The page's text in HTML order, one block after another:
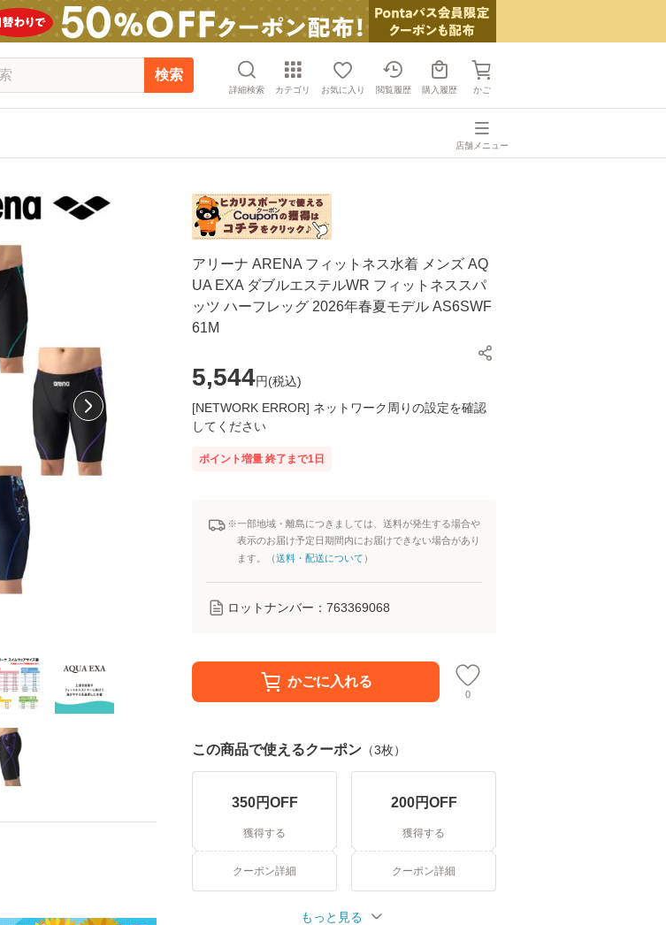
検索
詳細検索 カテゴリ お気に入り 閲覧履歴 購入履歴 かご
店舗メニュー
アリーナ ARENA フィットネス水着 メンズ AQ
UA EXA ダブルエステルWR フィットネススパ
ッツ ハーフレッグ 2026年春夏モデル AS6SWF
61M
5,544円(税込)
[NETWORK ERROR] ネットワーク周りの設定を確認
してください
ポイント増量 終了まで1 日
※一部地域・離島につきましては、送料が発生する場合や
表示のお届け予定日期間内にお届けできない場合があり
ます。（送料・配送について ）
ロットナンバー： 763369068
かごに入れる
0
この商品で使えるクーポン （3枚）
350円OFF
獲得する
クーポン詳細
200円OFF
獲得する
クーポン詳細
もっと見る